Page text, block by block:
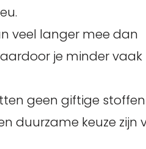
veel langer mee dan
je minder
geen giftige stoffen
duurzame keuze zijn